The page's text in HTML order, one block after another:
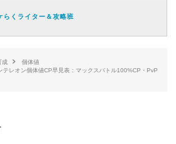
らくライター＆攻略班
成
個体値
テレオン個体値CP早見表：マックスバトル100%CP・PvP